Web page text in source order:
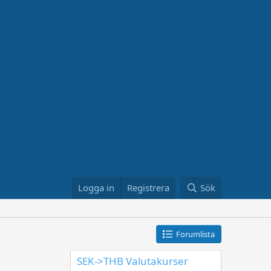
Logga in Registrera Sök
Forumlista
SEK->THB Valutakurser